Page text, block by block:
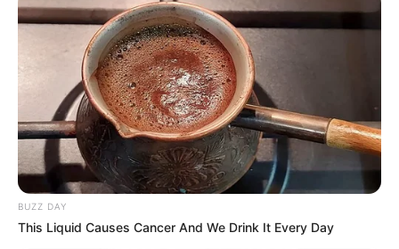
BUZZ DAY
This Liquid Causes Cancer And We Drink It Every Day